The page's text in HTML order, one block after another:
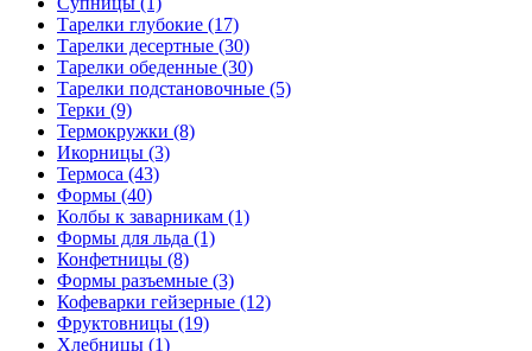
Тарелки глубокие (17)
Тарелки десертные (30)
Тарелки обеденные (30)
Тарелки подстановочные (5)
Терки (9)
Термокружки (8)
Икорницы (3)
Термоса (43)
Формы (40)
Колбы к заварникам (1)
Формы для льда (1)
Конфетницы (8)
Формы разъемные (3)
Кофеварки гейзерные (12)
Фруктовницы (19)
Хлебницы (1)